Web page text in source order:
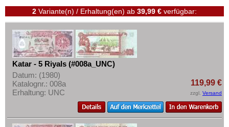
Myanmar
Nagorny Karabach
Nepal
Niederländisch Indien
Nordkorea
Oman
Pakistan
Kontakt
Informationen
Preislisten
Ankauf
Erhaltungsgrade
Gratisbanknoten
2 Variante(n) / Erhaltung(en) ab 39,99 € verfügbar:
Katar - 5 Riyals (#008a_UNC)
Datum: (1980)
Katalognr.: 008a
Erhaltung: UNC
119,99 €
zzgl. Versand